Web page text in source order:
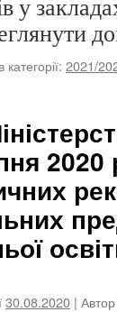
у
2021/
30.08.2020 | Автор